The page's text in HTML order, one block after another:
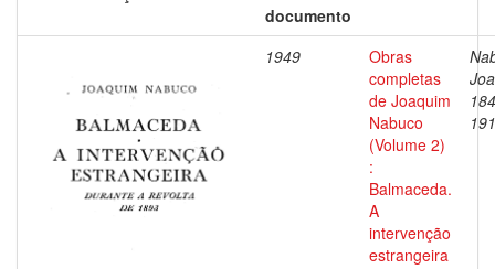
documento
1949
Obras
completas
de Joaquim
Nabuco
(Volume 2)
:
Balmaceda.
A
intervenção
estrangeira